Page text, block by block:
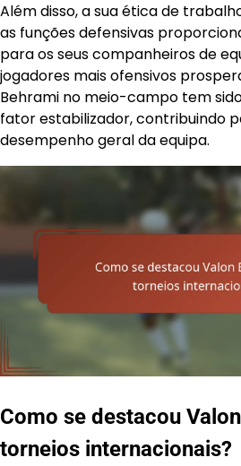
Além disso, a sua ética de
as funções defensivas
para os seus companheiros de
jogadores mais ofensivos
Behrami no meio-campo tem
fator estabilizador, contribuindo
desempenho geral da equipa.
Como se destacou
torneios internacionais?